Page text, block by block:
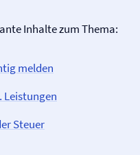
Inhalte zum Thema:
melden
Leistungen
Steuer